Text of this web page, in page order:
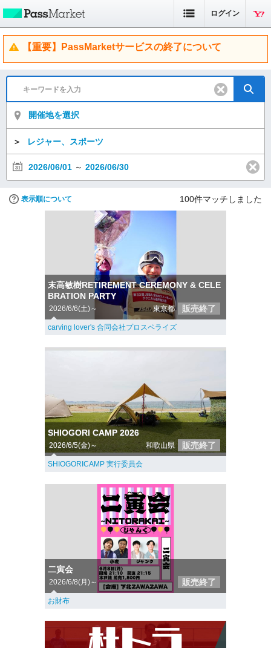
ログイン
【重要】PassMarketサービスの終了について
開催地を選択
＞ レジャー、スポーツ
2026/06/01 ～ 2026/06/30
表示順について 100件マッチしました
末高敏樹RETIREMENT CEREMONY & CELE
BRATION PARTY
2026/6/6(土)～ 東京都 販売終了
carving lover's 合同会社プロスペライズ
SHIOGORI CAMP 2026
2026/6/5(金)～ 和歌山県 販売終了
SHIOGORICAMP 実行委員会
二寅会
2026/6/8(月)～ 販売終了
お財布